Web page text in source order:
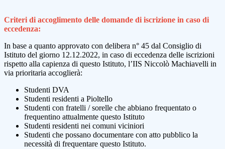
Criteri di accoglimento delle domande di iscrizione in caso di
eccedenza:
In base a quanto approvato con delibera n° 45 dal Consiglio di
Istituto del giorno 12.12.2022, in caso di eccedenza delle iscrizioni
rispetto alla capienza di questo Istituto, l’IIS Niccolò Machiavelli in
via prioritaria accoglierà:
Studenti DVA
Studenti residenti a Pioltello
Studenti con fratelli / sorelle che abbiano frequentato o
frequentino attualmente questo Istituto
Studenti residenti nei comuni viciniori
Studenti che possano documentare con atto pubblico la
necessità di frequentare questo Istituto.